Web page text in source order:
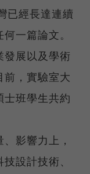
已經長達連續
一篇論文。
發展以及學術
，實驗室大
班學生共約
影響力上，
設計技術、